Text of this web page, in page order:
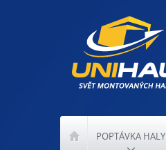
POPTÁVKA HALY